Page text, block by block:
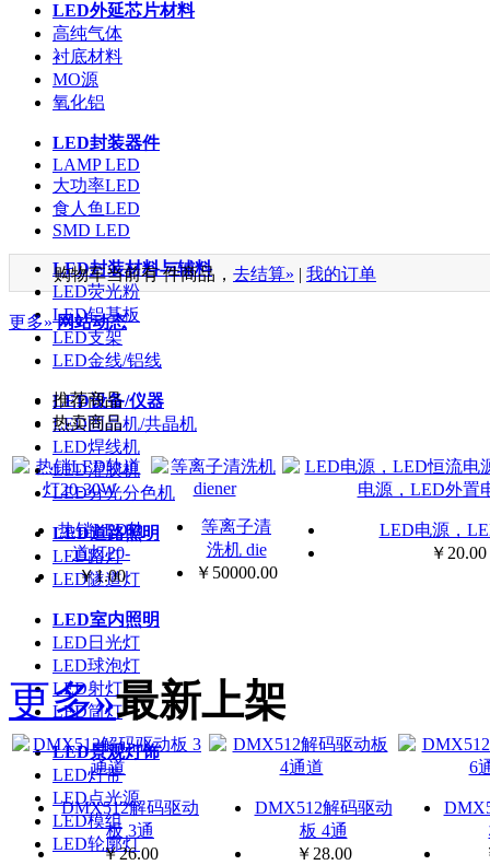
LED外延芯片材料
高纯气体
衬底材料
MO源
氧化铝
LED封装器件
LAMP LED
大功率LED
食人鱼LED
SMD LED
LED封装材料与辅料
LED荧光粉
LED铝基板
LED支架
LED金线/铝线
LED设备/仪器
LED固晶机/共晶机
LED焊线机
LED灌胶机
LED分光分色机
LED道路照明
LED路灯
LED隧道灯
LED室内照明
LED日光灯
LED球泡灯
LED射灯
LED筒灯
LED景观灯饰
LED灯带
LED点光源
LED模组
LED轮廓灯
购物车当前有件商品， 去结算» 我的订单
更多» 网站动态
推荐商品
热卖商品
热销LED轨
道灯20-
￥1.00
等离子清
洗机 die
￥ 50000.00
LED电源，
￥20.00
更多»最新上架
DMX512解码驱动
板 3通
￥26.00
DMX512解码驱动
板 4通
￥28.00